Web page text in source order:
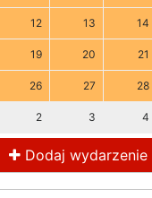
12 13 14
19 20 21
26 27 28
2 3 4
Dodaj wydarzenie